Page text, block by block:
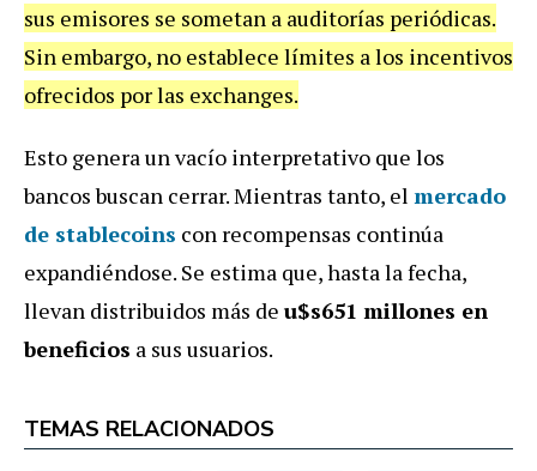
sus emisores se sometan a auditorías periódicas.
Sin embargo, no establece límites a los incentivos
ofrecidos por las exchanges.
Esto genera un vacío interpretativo que los
bancos buscan cerrar. Mientras tanto, el mercado
de stablecoins con recompensas continúa
expandiéndose. Se estima que, hasta la fecha,
llevan distribuidos más de u$s651 millones en
beneficios a sus usuarios.
TEMAS RELACIONADOS